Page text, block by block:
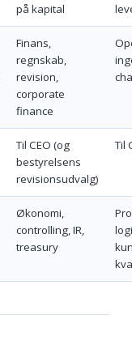
på kapital
Finans,
regnskab,
revision,
corporate
finance
Til CEO (og
bestyrelsens
revisionsudvalg)
Til
Økonomi,
controlling, IR,
treasury